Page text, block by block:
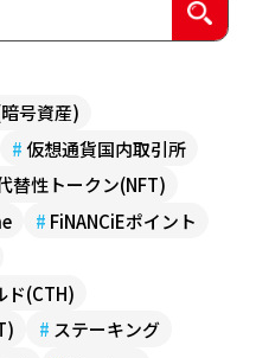
号資産)
#仮想通貨国内取引所
替性トークン(NFT)
# FiNANCiEポイント
ド(CTH)
# ステーキング